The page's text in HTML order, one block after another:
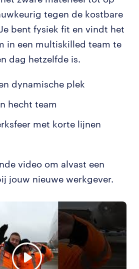
tegen de kostbare
bent fysiek fit en vindt het
in een multiskilled team te
dag hetzelfde is.
dynamische plek
hecht team
met korte lijnen
video om alvast een
jouw nieuwe werkgever.